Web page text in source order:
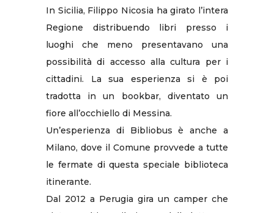
In Sicilia, Filippo Nicosia ha girato l’intera
Regione distribuendo libri presso i
luoghi che meno presentavano una
possibilità di accesso alla cultura per i
cittadini. La sua esperienza si è poi
tradotta in un bookbar, diventato un
fiore all’occhiello di Messina.
Un’esperienza di Bibliobus è anche a
Milano, dove il Comune provvede a tutte
le fermate di questa speciale biblioteca
itinerante.
Dal 2012 a Perugia gira un camper che